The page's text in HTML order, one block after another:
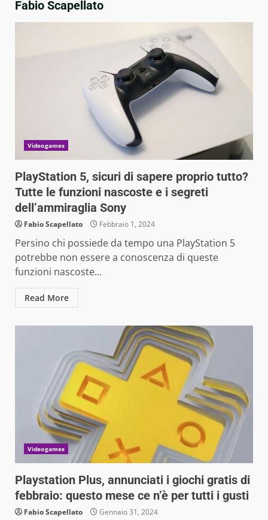
Fabio Scapellato
Videogames
PlayStation 5, sicuri di sapere proprio tutto?
Tutte le funzioni nascoste e i segreti
dell’ammiraglia Sony
Fabio Scapellato Febbraio 1, 2024
Persino chi possiede da tempo una PlayStation 5
potrebbe non essere a conoscenza di queste
funzioni nascoste...
Read More
Videogames
Playstation Plus, annunciati i giochi gratis di
febbraio: questo mese ce n’è per tutti i gusti
Fabio Scapellato Gennaio 31, 2024